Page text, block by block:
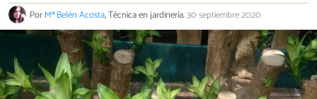
PorMª Belén Acosta, Técnica en jardinería.30 septiembre 2020